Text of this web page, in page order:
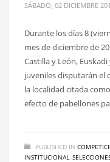
SÁBADO, 02 DICIEMBRE
Durante los días 8
mes de diciembre de
Castilla y León,
juveniles disputarán el
la localidad citada
efecto de pabellones
PUBLISHED IN
INSTITUCIONAL